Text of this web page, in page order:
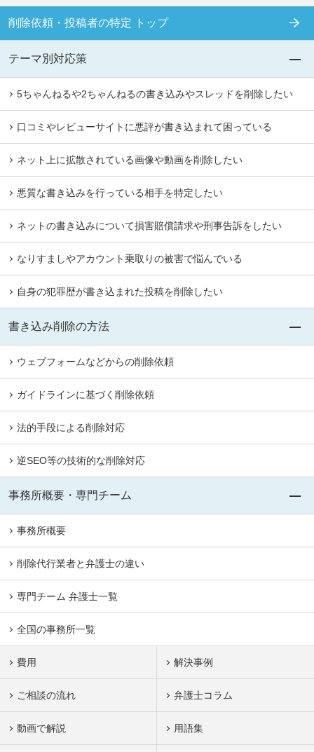
削除依頼・投稿者の特定 トップ
テーマ別対応策
5ちゃんねるや2ちゃんねるの書き込みやスレッドを削除したい
口コミやレビューサイトに悪評が書き込まれて困っている
ネット上に拡散されている画像や動画を削除したい
悪質な書き込みを行っている相手を特定したい
ネットの書き込みについて損害賠償請求や刑事告訴をしたい
なりすましやアカウント乗取りの被害で悩んでいる
自身の犯罪歴が書き込まれた投稿を削除したい
書き込み削除の方法
ウェブフォームなどからの削除依頼
ガイドラインに基づく削除依頼
法的手段による削除対応
逆SEO等の技術的な削除対応
事務所概要・専門チーム
事務所概要
削除代行業者と弁護士の違い
専門チーム 弁護士一覧
全国の事務所一覧
費用 解決事例
ご相談の流れ 弁護士コラム
動画で解説 用語集